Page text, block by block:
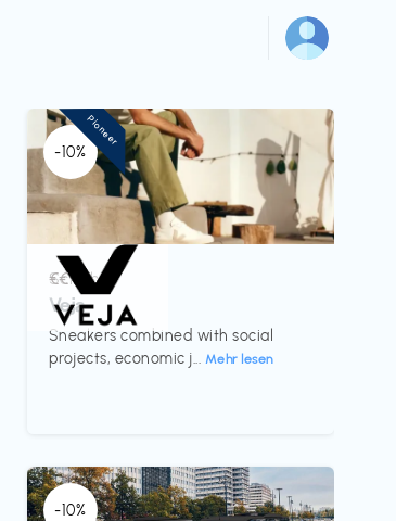
-10%
Schuhe
Veja
Sneakers combined with social
projects, economic j... Mehr lesen
€€‎
Pioneer
-10%